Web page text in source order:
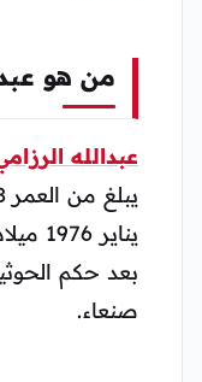
من هو
عبدالله
بعد حكم
صنعاء.